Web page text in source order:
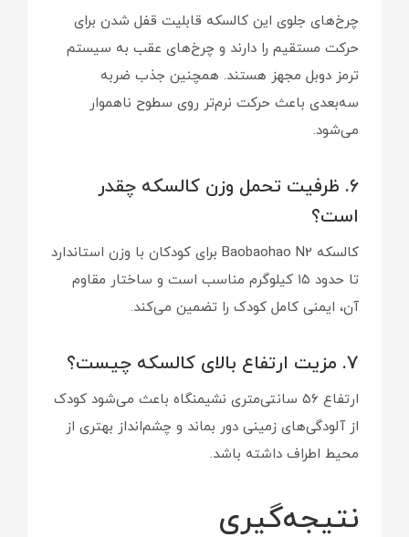
چرخ‌های جلوی این کالسکه قابلیت قفل شدن برای
حرکت مستقیم را دارند و چرخ‌های عقب به سیستم
ترمز دوبل مجهز هستند. همچنین جذب ضربه
سه‌بعدی باعث حرکت نرم‌تر روی سطوح ناهموار
می‌شود.
6. ظرفیت تحمل وزن کالسکه چقدر
است؟
کالسکه Baobaohao N2 برای کودکان با وزن استاندارد
تا حدود ۱۵ کیلوگرم مناسب است و ساختار مقاوم
آن، ایمنی کامل کودک را تضمین می‌کند.
7. مزیت ارتفاع بالای کالسکه چیست؟
ارتفاع ۵۶ سانتی‌متری نشیمنگاه باعث می‌شود کودک
از آلودگی‌های زمینی دور بماند و چشم‌انداز بهتری از
محیط اطراف داشته باشد.
نتیجه‌گیری